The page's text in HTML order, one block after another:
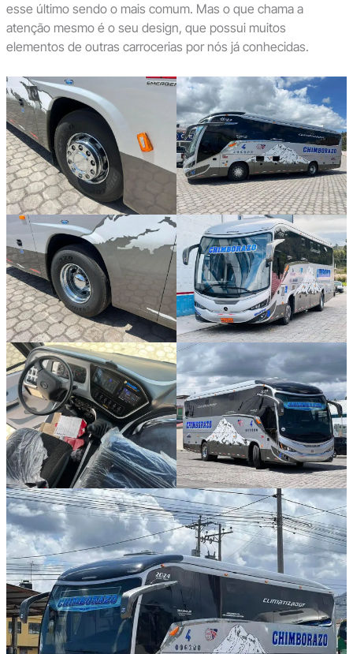
esse último sendo o mais comum. Mas o que chama a
atenção mesmo é o seu design, que possui muitos
elementos de outras carrocerias por nós já conhecidas.